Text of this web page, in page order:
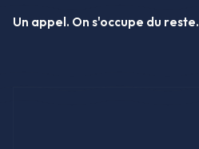
Un appel. On s'occupe du reste.